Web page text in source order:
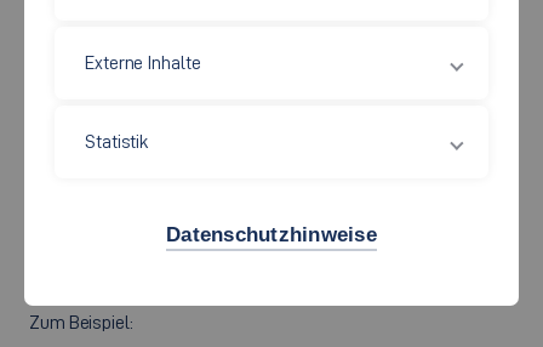
sehr viele Menschen.
Zum Beispiel:
Externe Inhalte
Statistik
Datenschutzhinweise